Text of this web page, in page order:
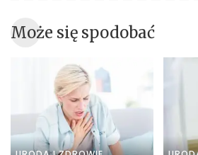
Może się spodobać